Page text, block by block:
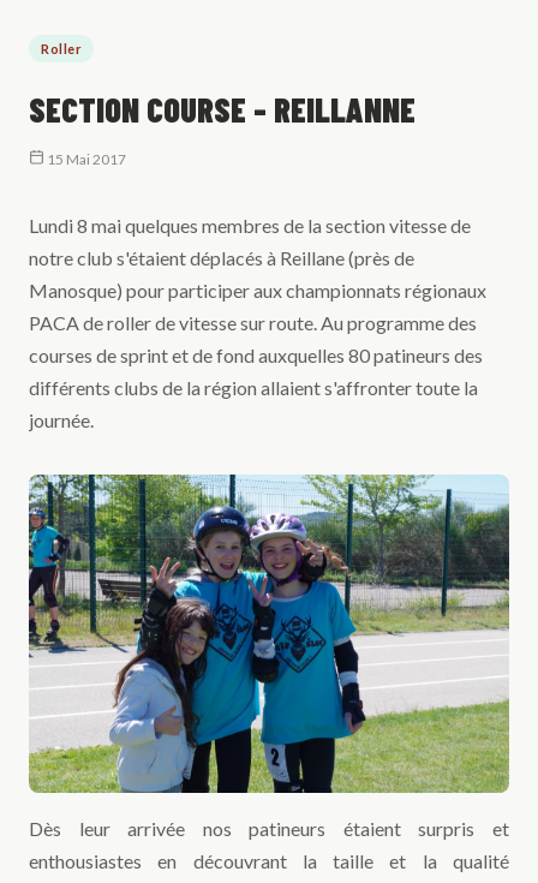
Roller
SECTION COURSE - REILLANNE
15 Mai 2017
Lundi 8 mai quelques membres de la section vitesse de
notre club s'étaient déplacés à Reillane (près de
Manosque) pour participer aux championnats régionaux
PACA de roller de vitesse sur route. Au programme des
courses de sprint et de fond auxquelles 80 patineurs des
différents clubs de la région allaient s'affronter toute la
journée.
Dès leur arrivée nos patineurs étaient surpris et
enthousiastes en découvrant la taille et la qualité